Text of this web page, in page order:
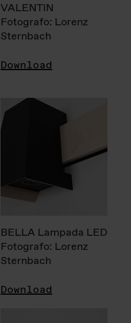
VALENTIN
Fotografo: Lorenz
Sternbach
Download
BELLA Lampada LED
Fotografo: Lorenz
Sternbach
Download